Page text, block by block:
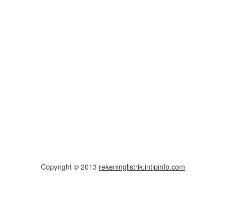
Copyright © 2013 rekeninglistrik.intipinfo.com